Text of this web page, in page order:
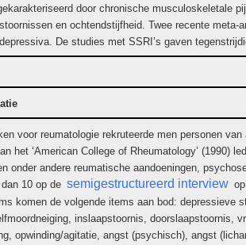
door chronische musculoskeletale
en ochtendstijfheid. Twee recente meta-
De studies met SSRI’s gaven
voor reumatologie rekruteerde men personen
het ‘American College of Rheumatology’ (1990)
onder andere reumatische aandoeningen,
10 op de semigestructureerd interview
komen de volgende items aan bod: depressieve
inslaapstoornis, doorslaapstoornis,
opwinding/agitatie, angst (psychisch), angst